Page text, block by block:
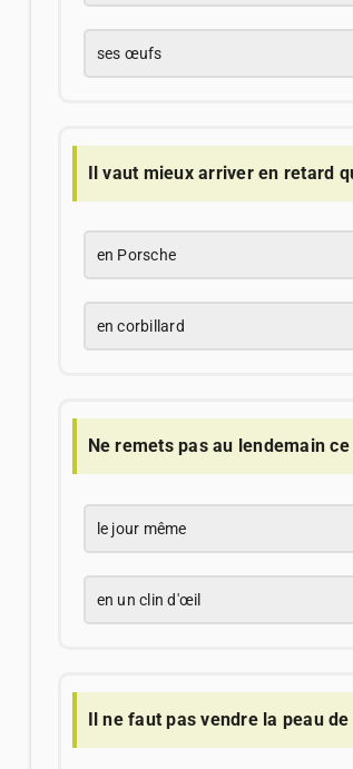
ses œufs
Il vaut mieux arriver en retard
en Porsche
en corbillard
Ne remets pas au lendemain
le jour même
en un clin d'œil
Il ne faut pas vendre la peau de